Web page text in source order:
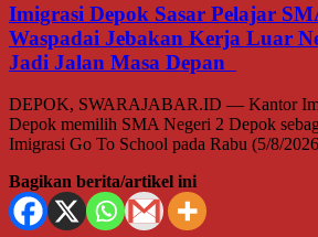
Imigrasi Depok Sasar Pelajar
Waspadai Jebakan Kerja Luar
Jadi Jalan Masa Depan
DEPOK, SWARAJABAR.ID — Kantor
Depok memilih SMA Negeri 2 Depok
Imigrasi Go To School pada Rabu (5/8/
Bagikan berita/artikel ini